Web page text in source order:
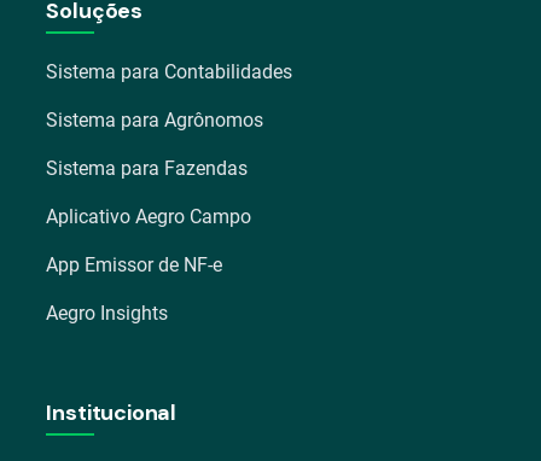
Soluções
Sistema para Contabilidades
Sistema para Agrônomos
Sistema para Fazendas
Aplicativo Aegro Campo
App Emissor de NF-e
Aegro Insights
Institucional